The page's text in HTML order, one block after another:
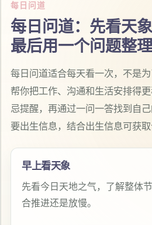
每日问道
每日问道：先看天
最后用一个问题整
每日问道适合每天看一次，不是
帮你把工作、沟通和生活安排得
忌提醒，再通过一问一答找到自
要出生信息，结合出生信息可获取
早上看天象
先看今日天地之气，了解整体
合推进还是放慢。